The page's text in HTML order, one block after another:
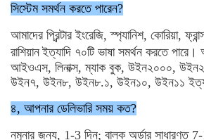
সিস্টেম সমর্থন করতে পারেন?
আমাদের প্রিন্টার ইংরেজি, স্প্যানিশ, কোরিয়া,
রাশিয়ান ইত্যাদি ৭০টি ভাষা সমর্থন করতে পারে।
আইওএস, লিনাক্স, ম্যাক বুক, উইন২০০০,
উইন৭, উইন৮, উইন৮.১, উইন১০, উইন১১
৪, আপনার ডেলিভারি সময় কত?
নমুনার জন্য, 1-3 দিন; বাল্ক অর্ডার সাধারণত